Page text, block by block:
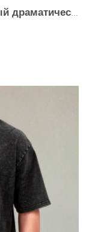
леттеринг